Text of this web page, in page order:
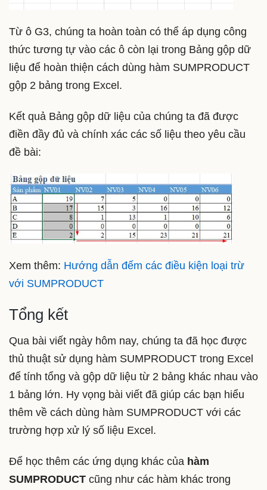
Từ ô G3, chúng ta hoàn toàn có thể áp dụng công
thức tương tự vào các ô còn lại trong Bảng gộp dữ
liệu để hoàn thiện cách dùng hàm SUMPRODUCT
gộp 2 bảng trong Excel.
Kết quả Bảng gộp dữ liệu của chúng ta đã được
điền đầy đủ và chính xác các số liệu theo yêu cầu
đề bài:
Xem thêm: Hướng dẫn đếm các điều kiện loại trừ
với SUMPRODUCT
Tổng kết
Qua bài viết ngày hôm nay, chúng ta đã học được
thủ thuật sử dụng hàm SUMPRODUCT trong Excel
để tính tổng và gộp dữ liệu từ 2 bảng khác nhau vào
1 bảng lớn. Hy vọng bài viết đã giúp các bạn hiểu
thêm về cách dùng hàm SUMPRODUCT với các
trường hợp xử lý số liệu Excel.
Để học thêm các ứng dụng khác của hàm
SUMPRODUCT cũng như các hàm khác trong